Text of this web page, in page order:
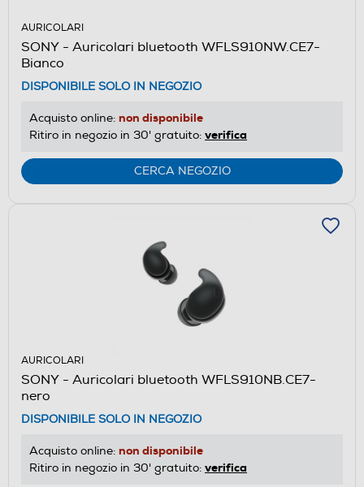
AURICOLARI
SONY - Auricolari bluetooth WFLS910NW.CE7-
Bianco
DISPONIBILE SOLO IN NEGOZIO
Acquisto online: non disponibile
Ritiro in negozio in 30' gratuito: verifica
CERCA NEGOZIO
AURICOLARI
SONY - Auricolari bluetooth WFLS910NB.CE7-
nero
DISPONIBILE SOLO IN NEGOZIO
Acquisto online: non disponibile
Ritiro in negozio in 30' gratuito: verifica